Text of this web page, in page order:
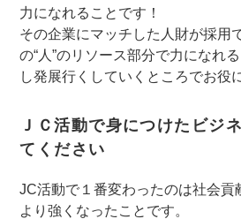
力になれることです！
その企業にマッチした人財が採用
の“人”のリソース部分で力になれ
し発展行くしていくところでお役
ＪＣ活動で身につけたビジ
てください
JC活動で１番変わったのは社会貢
より強くなったことです。